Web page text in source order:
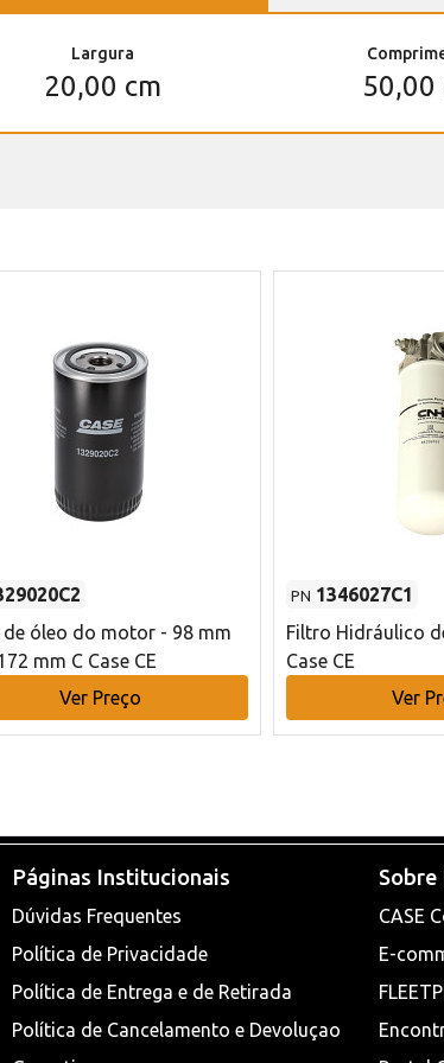
Largura
20,00 cm 50,00
óleo do motor - 98 mm
mm C Case CE
Ver Preço
PN 1346027C1
Filtro Hidráulico
Case CE
Ver
Páginas Institucionais
Dúvidas Frequentes
Política de Privacidade
Política de Entrega e de Retirada
Política de Cancelamento e Devoluçao
Sobre
CASE
E-